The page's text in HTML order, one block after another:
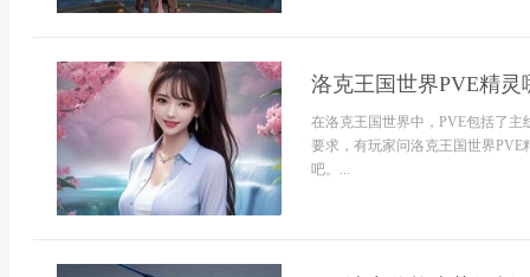
洛克王国世界PVE精
在洛克王国世界中，PVE包括了
要求，有玩家问洛克王国世界
吧。...